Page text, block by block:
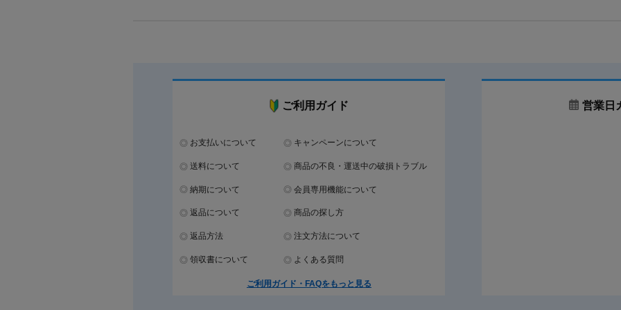
ご利用ガイド
お支払いについて キャンペーンについて
送料について 商品の不良・運送中の破損トラブル
納期について 会員専用機能について
返品について 商品の探し方
返品方法 注文方法について
領収書について よくある質問
ご利用ガイド・FAQをもっと見る
営業日